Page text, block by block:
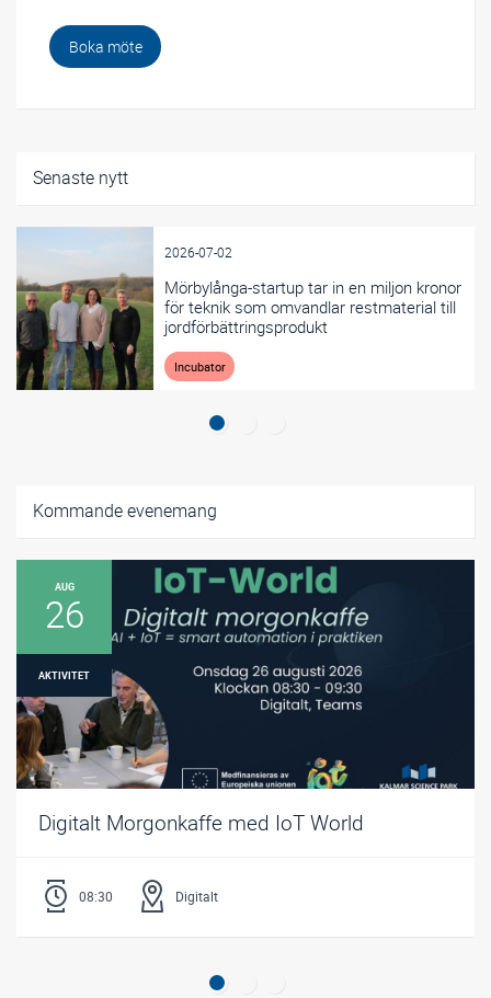
Boka möte
Senaste nytt
2026-07-02
Mörbylånga-startup tar in en miljon kronor
för teknik som omvandlar restmaterial till
jordförbättringsprodukt
Incubator
Kommande evenemang
AUG
26
AKTIVITET
Digitalt Morgonkaffe med IoT World
08:30 Digitalt